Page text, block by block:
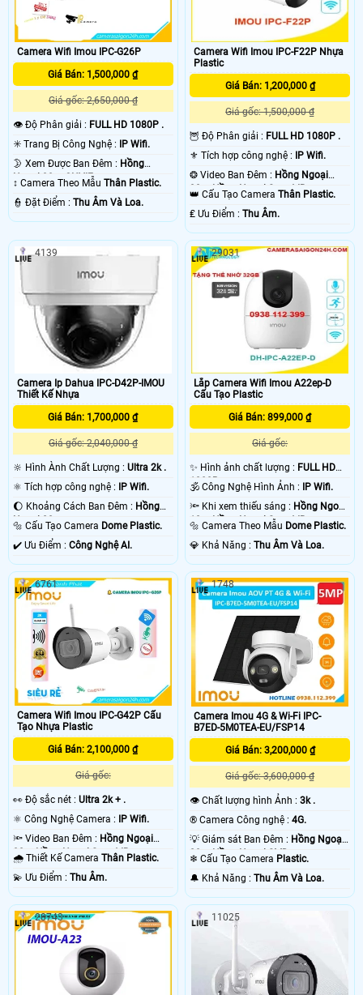
Camera Wifi Imou IPC-G26P
Giá Bán: 1,500,000 ₫
Giá gốc: 2,650,000 ₫
👁 Độ Phân giải : FULL HD 1080P .
✳️ Trang Bị Công Nghệ :
IP Wifi.
🌛 Xem Được Ban Đêm : Hồng
Ngoại 30m ONVIF.
↕️ Camera Theo Mẫu Thân Plastic.
️👮 Đặt Điểm : Thu Âm Và Loa.
Camera Wifi Imou IPC-F22P Nhựa
Plastic
Giá Bán: 1,200,000 ₫
Giá gốc: 1,500,000 ₫
🦉 Độ Phân giải : FULL HD 1080P .
⚜️ Tích hợp công nghệ :
IP Wifi.
❂ Video Ban Đêm : Hồng Ngoại
30m Hồng Ngoại Smart IR.
👑 Cấu Tạo CameraThân Plastic.
️₤ Ưu Điểm :Thu Âm.
Camera Ip Dahua IPC-D42P-IMOU
Thiết Kế Nhựa
Giá Bán: 1,700,000 ₫
Giá gốc: 2,040,000 ₫
🔆 Hình Ành Chất Lượng : Ultra 2k .
⚛️ Tích hợp công nghệ :
IP Wifi.
🌔 Khoảng Cách Ban Đêm : Hồng
Ngoại 20m .
🔩 Cấu Tạo Camera Dome Plastic.
️✔️ Ưu Điểm : Công Nghệ AI.
4139
Lắp Camera Wifi Imou A22ep-D
Cấu Tạo Plastic
Giá Bán: 899,000 ₫
Giá gốc:
✨ Hình ảnh chất lượng : FULL HD
1080P .
🕉️ Công Nghệ Hình Ảnh :
IP Wifi.
🔦 Khi xem thiếu sáng : Hồng Ngoại
10m Hồng Ngoại Smart IR.
🔩 Camera Theo Mẫu Dome Plastic.
️💎 Khả Năng :Thu Âm Và Loa.
29031
Camera Wifi Imou IPC-G42P Cấu
Tạo Nhựa Plastic
Giá Bán: 2,100,000 ₫
Giá gốc:
️👀 Độ sắc nét : Ultra 2k + .
⚛️ Công Nghệ Camera : IP Wifi.
🔦 Video Ban Đêm : Hồng Ngoại
30m Hồng Ngoại Smart IR.
🌧️ Thiết Kế Camera Thân Plastic.
️💫 Ưu Điểm : Thu Âm.
6761
Camera Imou 4G & Wi-Fi IPC-
B7ED-5M0TEA-EU/FSP14
Giá Bán: 3,200,000 ₫
Giá gốc: 3,600,000 ₫
👁 Chất lượng hình Ảnh :3k .
®️ Camera Công nghệ :4G.
💡 Giám sát Ban Đêm : Hồng Ngoại
20m Hồng Ngoại SMD.
❄ Cấu Tạo Camera Plastic.
️🔔 Khả Năng :Thu Âm Và Loa.
1748
28743 11025